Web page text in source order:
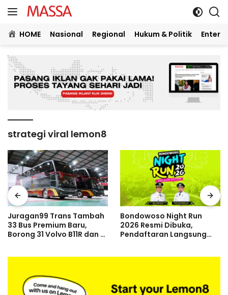
Langsung
ke
konten
HOME Nasional Regional Hukum & Politik
strategi viral lemon8
2
Bondowoso Night Run
2026 Resmi Dibuka,
Pendaftaran Langsung
Kisah Marc Klok, Kapten
Persib Bandung yang
Pernah Juara Piala